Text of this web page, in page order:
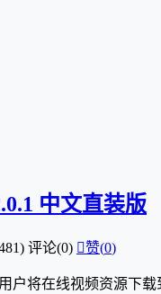
中文直装版
评论(0) 赞(0)
户将在线视频资源下